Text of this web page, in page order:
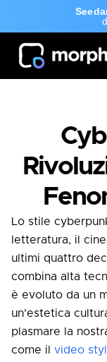
Lo stile
letteratura, il
ultimi quattro
combina alta
è evoluto da un
un'estetica
plasmare la
come il video